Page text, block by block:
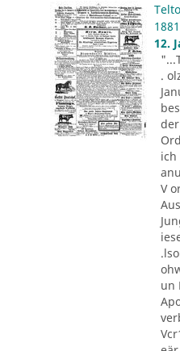
1881
12.
.
ich
V
un